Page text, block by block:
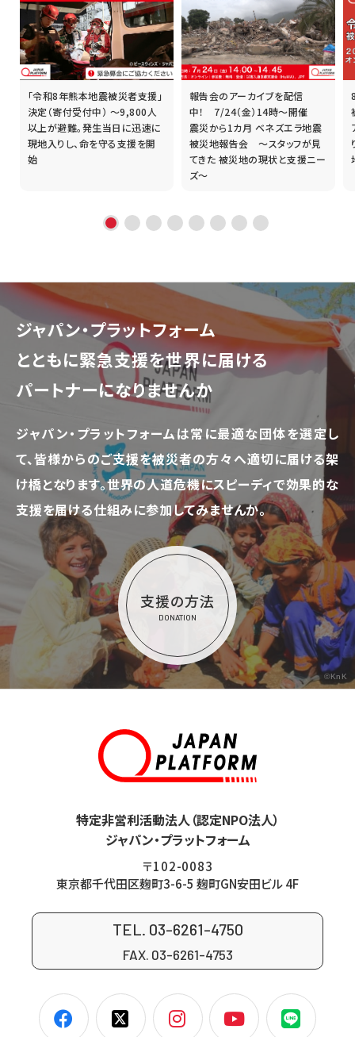
「令和8年熊本地震被災者支援」
決定（寄付受付中） ～9,800人
以上が避難。発生当日に迅速に
現地入りし、命を守る支援を開
始
報告会のアーカイブを配信
中！ 7/24（金）14時～開催
震災から1カ月 ベネズエラ地震
被災地報告会 ～スタッフが見
てきた 被災地の現状と支援ニー
ズ～
ジャパン・プラットフォーム
とともに緊急支援を世界に届ける
パートナーになりませんか
ジャパン・プラットフォームは常に最適な団体を選定し
て、皆様からのご支援を被災者の方々へ適切に届ける架
け橋となります。世界の人道危機にスピーディで効果的な
支援を届ける仕組みに参加してみませんか。
支援の方法
DONATION
©KnK
特定非営利活動法人（認定NPO法人）
ジャパン・プラットフォーム
〒102-0083
東京都千代田区麹町3-6-5 麹町GN安田ビル 4F
TEL. 03-6261-4750
FAX. 03-6261-4753